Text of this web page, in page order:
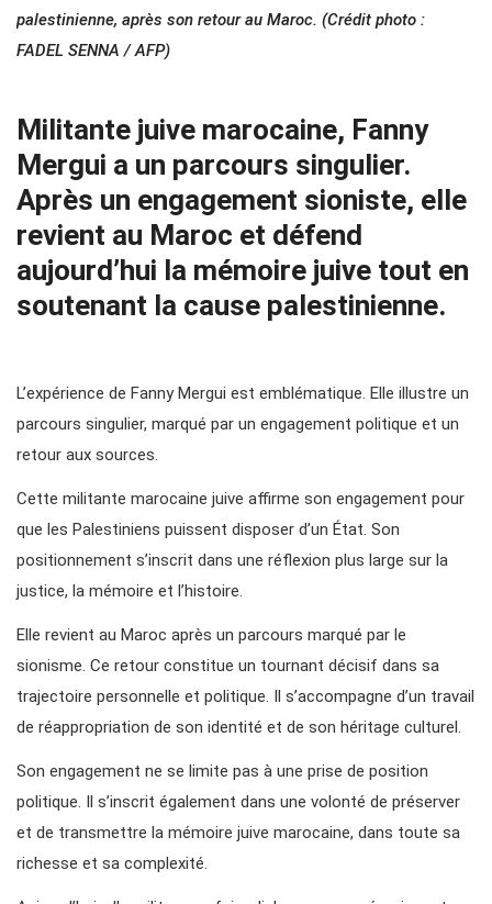
palestinienne, après son retour au Maroc. (Crédit photo :
FADEL SENNA / AFP)
Militante juive marocaine, Fanny
Mergui a un parcours singulier.
Après un engagement sioniste, elle
revient au Maroc et défend
aujourd’hui la mémoire juive tout en
soutenant la cause palestinienne.
L’expérience de Fanny Mergui est emblématique. Elle illustre un
parcours singulier, marqué par un engagement politique et un
retour aux sources.
Cette militante marocaine juive affirme son engagement pour
que les Palestiniens puissent disposer d’un État. Son
positionnement s’inscrit dans une réflexion plus large sur la
justice, la mémoire et l’histoire.
Elle revient au Maroc après un parcours marqué par le
sionisme. Ce retour constitue un tournant décisif dans sa
trajectoire personnelle et politique. Il s’accompagne d’un travail
de réappropriation de son identité et de son héritage culturel.
Son engagement ne se limite pas à une prise de position
politique. Il s’inscrit également dans une volonté de préserver
et de transmettre la mémoire juive marocaine, dans toute sa
richesse et sa complexité.